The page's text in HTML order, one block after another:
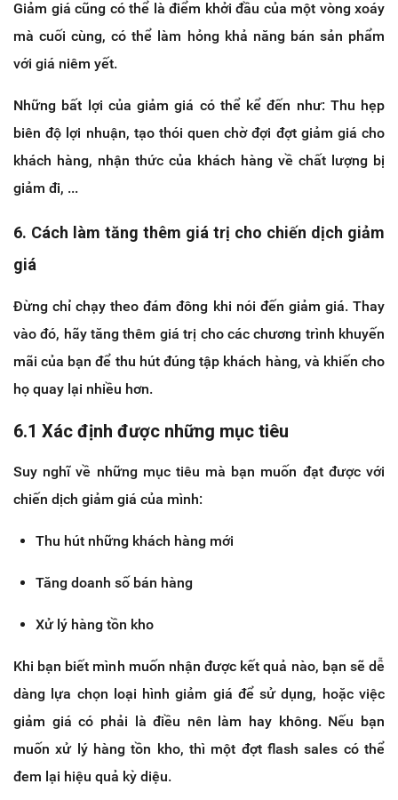
Giảm giá cũng có thể là điểm khởi đầu của một vòng xoáy
mà cuối cùng, có thể làm hỏng khả năng bán sản phẩm
với giá niêm yết.
Những bất lợi của giảm giá có thể kể đến như: Thu hẹp
biên độ lợi nhuận, tạo thói quen chờ đợi đợt giảm giá cho
khách hàng, nhận thức của khách hàng về chất lượng bị
giảm đi, ...
6. Cách làm tăng thêm giá trị cho chiến dịch giảm
giá
Đừng chỉ chạy theo đám đông khi nói đến giảm giá. Thay
vào đó, hãy tăng thêm giá trị cho các chương trình khuyến
mãi của bạn để thu hút đúng tập khách hàng, và khiến cho
họ quay lại nhiều hơn.
6.1 Xác định được những mục tiêu
Suy nghĩ về những mục tiêu mà bạn muốn đạt được với
chiến dịch giảm giá của mình:
Thu hút những khách hàng mới
Tăng doanh số bán hàng
Xử lý hàng tồn kho
Khi bạn biết mình muốn nhận được kết quả nào, bạn sẽ dễ
dàng lựa chọn loại hình giảm giá để sử dụng, hoặc việc
giảm giá có phải là điều nên làm hay không. Nếu bạn
muốn xử lý hàng tồn kho, thì một đợt flash sales có thể
đem lại hiệu quả kỳ diệu.